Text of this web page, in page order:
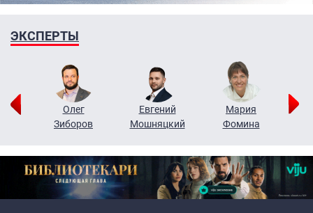
ЭКСПЕРТЫ
Олег
Зиборов
Евгений
Мошняцкий
Мария
Фомина